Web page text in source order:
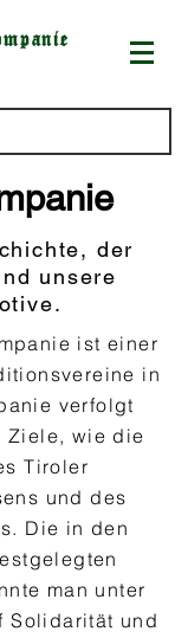
der
unsere
ist einer
in
verfolgt
Ziele, wie die
Tiroler
und des
Die in den
man unter
Solidarität und